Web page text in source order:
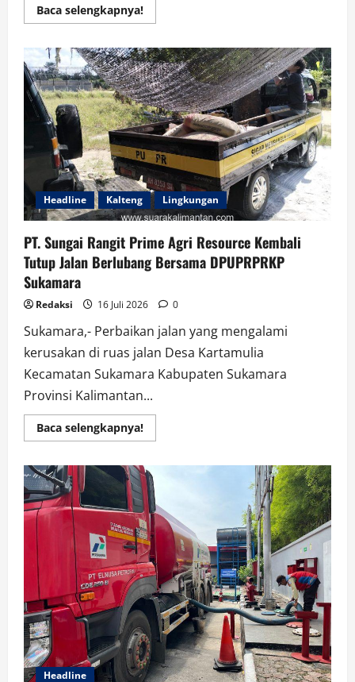
Baca selengkapnya!Read
more
P3HI
Kritik
Tajam
Isu
Pengadaan
Kipas
Angin
Senilai
Rp
1,8
Triliun
Headline Kalteng Lingkungan
PT. Sungai Rangit Prime Agri Resource Kembali
Tutup Jalan Berlubang Bersama DPUPRPRKP
Sukamara
Redaksi 16 Juli 2026 0
Sukamara,- Perbaikan jalan yang mengalami
kerusakan di ruas jalan Desa Kartamulia
Kecamatan Sukamara Kabupaten Sukamara
Provinsi Kalimantan...
Baca selengkapnya!Read
more
Sungai
Rangit
Prime
Agri
Resource
Kembali
Tutup
Jalan
Berlubang
Bersama
DPUPRPRKP
Sukamara
Headline